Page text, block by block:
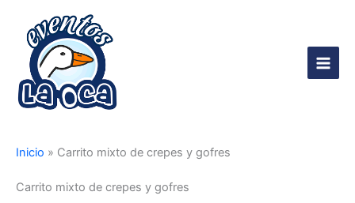
contenido
Main
Inicio » Carrito mixto de crepes y gofres
Carrito mixto de crepes y gofres